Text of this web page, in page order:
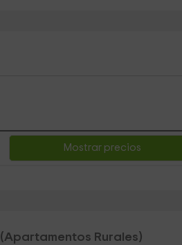
Mostrar precios
(Apartamentos Rurales)